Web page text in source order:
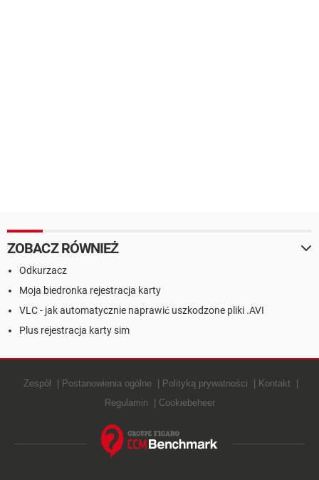
ZOBACZ RÓWNIEŻ
Odkurzacz
Moja biedronka rejestracja karty
VLC - jak automatycznie naprawić uszkodzone pliki .AVI
Plus rejestracja karty sim
Zespół Postanowienia ogólne Polityką prywatności
Kontakt
Regulamin
Cookiebeheer